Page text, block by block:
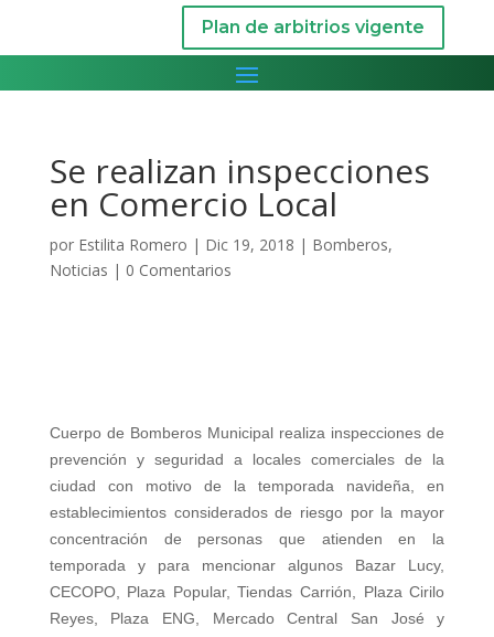
Plan de arbitrios vigente
Se realizan inspecciones
en Comercio Local
por Estilita Romero | Dic 19, 2018 | Bomberos,
Noticias | 0 Comentarios
Cuerpo de Bomberos Municipal realiza inspecciones de
prevención y seguridad a locales comerciales de la
ciudad con motivo de la temporada navideña,en
establecimientos considerados de riesgo por la mayor
concentración de personas que atienden en la
temporada y para mencionar algunos Bazar Lucy,
CECOPO, Plaza Popular, Tiendas Carrión, Plaza Cirilo
Reyes, Plaza ENG, Mercado Central San José y